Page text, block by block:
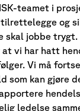
teamet i
tilrettelegge og
skal jobbe
vi har hatt
Vi må
som kan gjøre
ledelse